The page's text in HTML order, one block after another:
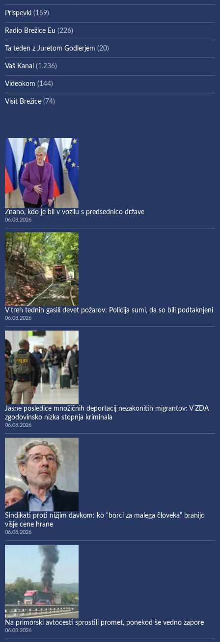
Prispevki (159)
Radio Brežice Eu (226)
Ta teden z Juretom Godlerjem (20)
Vaš Kanal (1.236)
Videokom (144)
Visit Brežice (74)
Znano, kdo je bil v vozilu s predsednico države
06.08.2026
V treh tednih gasili devet požarov: Policija sumi, da so bili podtaknjeni
06.08.2026
Jasne posledice množičnih deportacij nezakonitih migrantov: V ZDA
zgodovinsko nizka stopnja kriminala
06.08.2026
Sindikati proti nižjim davkom: ko “borci za malega človeka” branijo
višje cene hrane
06.08.2026
Na primorski avtocesti sprostili promet, ponekod še vedno zapore
06.08.2026